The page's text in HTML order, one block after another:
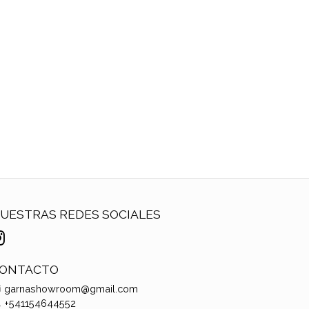
REDES SOCIALES
garnashowroom@gmail.com
+541154644552